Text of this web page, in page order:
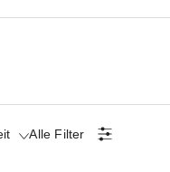
Alle Filter